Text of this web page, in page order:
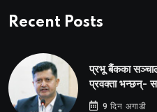
Recent Posts
प्रभू बैंकका
प्रवक्ता भन्छन्-
9 दिन अगाडी